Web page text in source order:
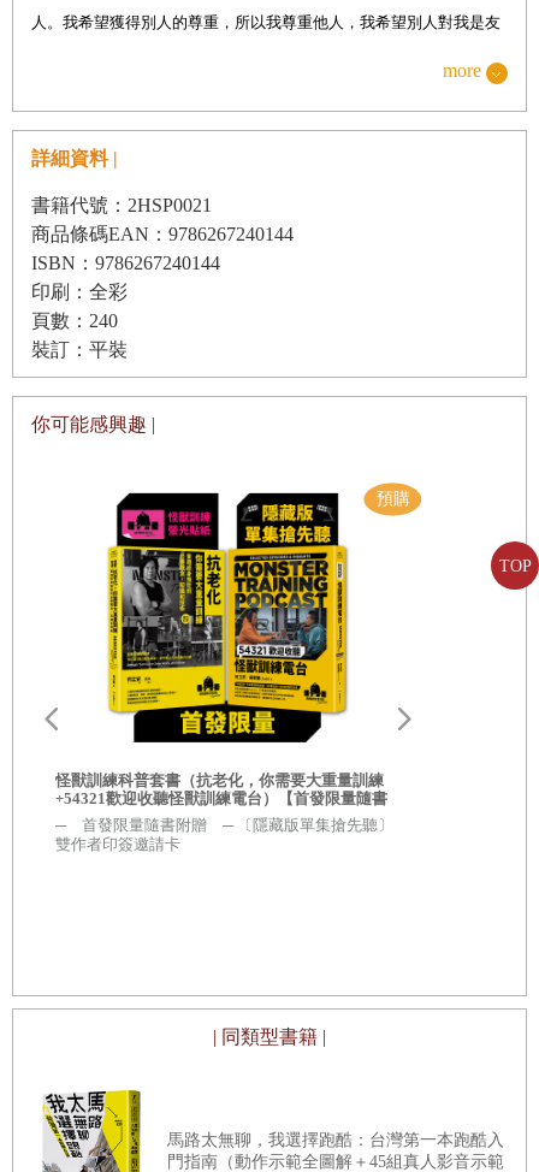
TOP
人。我希望獲得別人的尊重，所以我尊重他人，我希望別人對我是友
這影響了我的一生，甚至是影響了我最後踏上棒球這條路，以及來到
年過程可以勇敢嘗試一切的可能，並總是能朝正確的方向前進。
我們一家是來自紐澤西的天主教家庭，住的小鎮離通往曼哈頓的林肯
隧道大約有四十五分鐘的車程，所以嚴格來說，我算是在紐約的市郊
長大。我的父親是建築承包商，我小時候非常喜歡跟著他到工地去忙
東忙西的，而我的母親則是一名全職家庭主婦，負責照顧我們兄弟。
我的大哥提姆大我十歲，二哥鮑勃大我五歲，他們非常喜歡各種運
動。身為家中老么的我，自然而然地受到哥哥們的影響而也開始喜歡
運動，我們可以一整個夏天都在後院玩威浮球(Wiffle ball)。除此之
外，我們也會一起打籃球跟踢足球。我的童年，基本上都是在運動場
因為住在紐澤西的緣故，我們一家自然而然都是紐約大都會隊的球
迷，雖然在洋基爭冠的那幾年我們會替洋基隊加油，但我們對於大都
會隊的忠誠卻從未因此改變。然而因為我們離大都會所在的皇后區有
一段距離，我們小時候並沒有太多機會能夠進場看球，一年大概只有
十足的樣子每每都讓我熱血沸騰，也因此，棒球成了我童年時光的一
小時候每年我都十分期待五月的到來，因為到了那時我可以跟童年玩
伴們一起打球，當時我還加入了少棒隊，而我父母除了樂見我對於棒
more
詳細資料 |
書籍代號：2HSP0021
商品條碼EAN：9786267240144
ISBN：9786267240144
印刷：全彩
頁數：240
裝訂：平裝
你可能感興趣 |
怪獸訓練科普套書（抗老化，你需要大重量訓練
+54321歡迎收聽怪獸訓練電台）【首發限量隨書
附贈［隱藏版單集搶先聽+怪獸訓練螢光貼紙2款
隨機出貨］】
─ 首發限量隨書附贈 ─ 〔隱藏版單集搶先聽〕
雙作者印簽邀請卡
| 同類型書籍 |
馬路太無聊，我選擇跑酷：台灣第一本跑酷入
門指南（動作示範全圖解＋45組真人影音示範